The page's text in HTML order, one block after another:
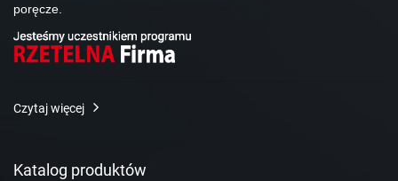
poręcze.
Czytaj więcej
Katalog produktów